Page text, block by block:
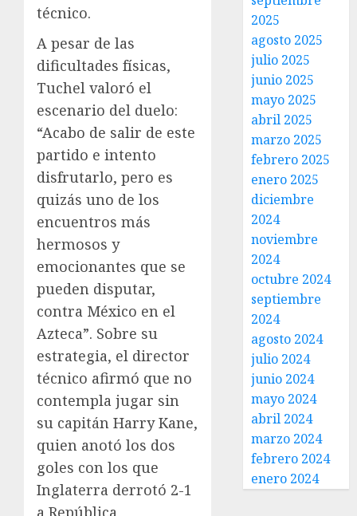
técnico.
A pesar de las
dificultades físicas,
Tuchel valoró el
escenario del duelo:
“Acabo de salir de este
partido e intento
disfrutarlo, pero es
quizás uno de los
encuentros más
hermosos y
emocionantes que se
pueden disputar,
contra México en el
Azteca”. Sobre su
estrategia, el director
técnico afirmó que no
contempla jugar sin
su capitán Harry Kane,
quien anotó los dos
goles con los que
Inglaterra derrotó 2-1
2025
agosto 2025
julio 2025
junio 2025
mayo 2025
abril 2025
marzo 2025
febrero 2025
enero 2025
diciembre
2024
noviembre
2024
octubre 2024
septiembre
2024
agosto 2024
julio 2024
junio 2024
mayo 2024
abril 2024
marzo 2024
febrero 2024
enero 2024